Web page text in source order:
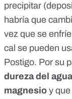
precipitar
habría que
vez que se
cal se pueden
Postigo. Por su
dureza del
magnesio y